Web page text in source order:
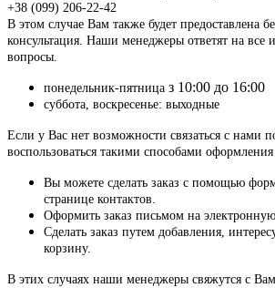
+38 (099) 206-22-42
В этом случае Вам также будет предоставлена
консультация. Наши менеджеры ответят на все
вопросы.
понедельник-пятница з 10:00 до 16:00
суббота, воскресенье: выходные
Если у Вас нет возможности связаться с нами
воспользоваться такими способами оформления
Вы можете сделать заказ с помощью
странице контактов.
Оформить заказ письмом на
Сделать заказ путем добавления,
корзину.
В этих случаях наши менеджеры свяжутся с